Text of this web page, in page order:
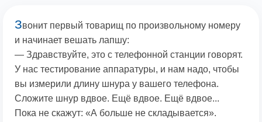
Звонит первый товарищ по произвольному номеру
и начинает вешать лапшу:
— Здравствуйте, это с телефонной станции говорят.
У нас тестирование аппаратуры, и нам надо, чтобы
вы измерили длину шнура у вашего телефона.
Сложите шнур вдвое. Ещё вдвое. Ещё вдвое...
Пока не скажут: «А больше не складывается».